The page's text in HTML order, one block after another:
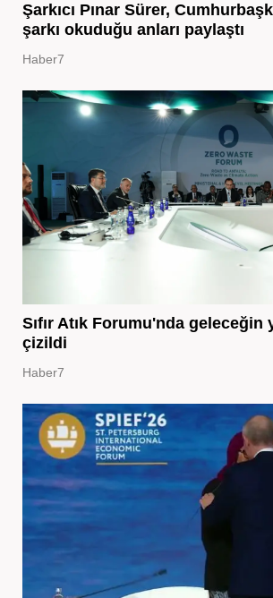
Şarkıcı Pınar Sürer,
şarkı okuduğu anları paylaştı
Haber7
Sıfır Atık Forumu'nda geleceğin
çizildi
Haber7